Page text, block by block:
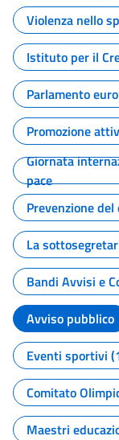
Violenza nello
Istituto per il
Parlamento
Promozione
Giornata
pace
Prevenzione
La
Bandi Avvisi e
Avviso pubblico
Eventi sportivi
Comitato
Maestri